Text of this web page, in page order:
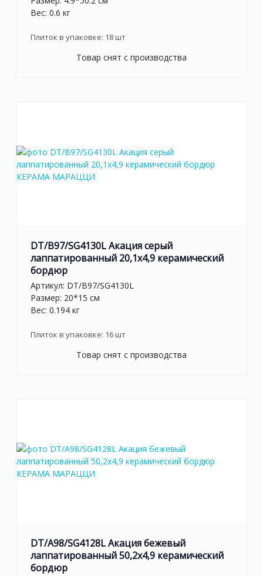
Вес: 0.6 кг
Плиток в упаковке: 18шт
Товар снят с производства
DT/B97/SG4130L Акация серый
лаппатированный 20,1x4,9 керамический
бордюр
Артикул: DT/B97/SG4130L
Размер: 20*15 см
Вес: 0.194 кг
Плиток в упаковке: 16шт
Товар снят с производства
DT/A98/SG4128L Акация бежевый
лаппатированный 50,2x4,9 керамический
бордюр